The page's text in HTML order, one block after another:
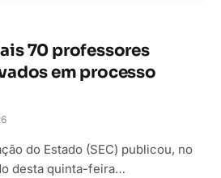
70 professores
em processo
do Estado (SEC) publicou, no
desta quinta-feira…